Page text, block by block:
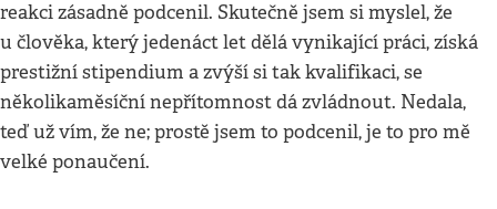
reakci zásadně podcenil. Skutečně jsem si myslel, že
u člověka, který jedenáct let dělá vynikající práci, získá
prestižní stipendium a zvýší si tak kvalifikaci, se
několikaměsíční nepřítomnost dá zvládnout. Nedala,
teď už vím, že ne; prostě jsem to podcenil, je to pro mě
velké ponaučení.